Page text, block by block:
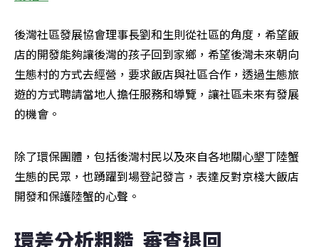
後灣社區發展協會理事長劉和生則從社區的角度，希望飯
店的開發能夠讓後灣的孩子回到家鄉，希望後灣未來朝向
生態村的方式去經營，要求飯店與社區合作，透過生態旅
遊的方式聘請當地人擔任服務和導覽，讓社區未來有發展
的機會。
除了環保團體，包括後灣村民以及來自各地關心墾丁陸蟹
生態的民眾，也踴躍到場登記發言，表達反對京棧大飯店
開發和保護陸蟹的心聲。
環差分析粗糙  審查退回